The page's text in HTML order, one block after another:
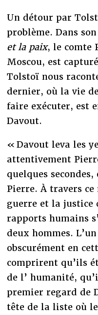
Un détour par
problème. Dans
et la paix, le comte
Moscou, est
Tolstoï nous
dernier, où la vie
faire exécuter, est
Davout.
« Davout leva les
attentivement
quelques
Pierre. À travers
guerre et la justice
rapports humains
deux hommes.
obscurément en
comprirent qu’ils
de l’ humanité,
premier regard de
tête de la liste où